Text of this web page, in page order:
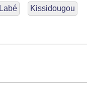
Labé Kissidougou